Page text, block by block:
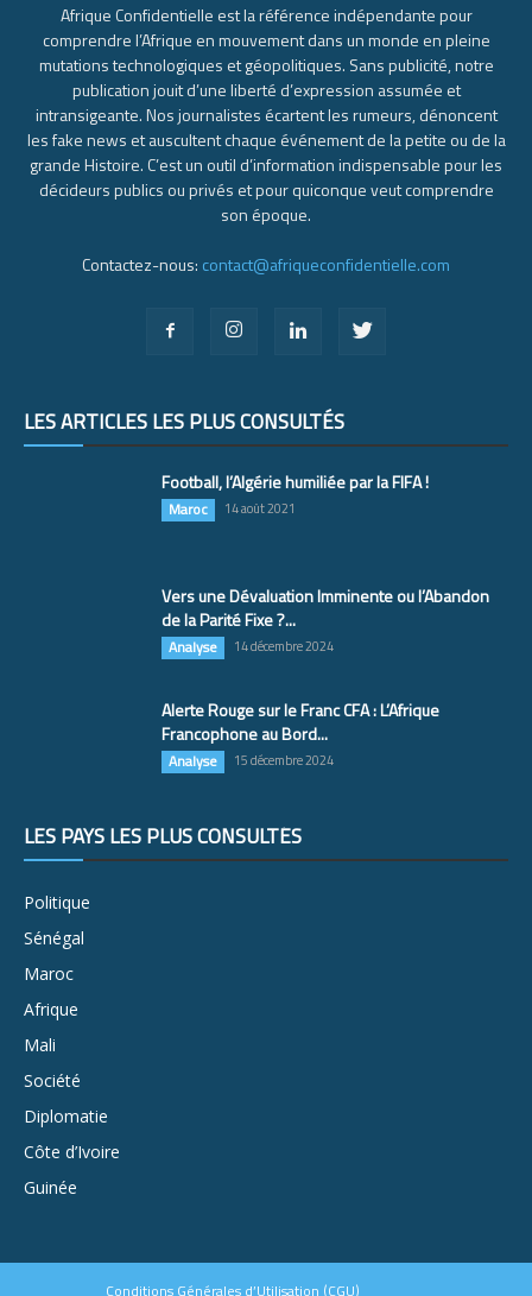
Afrique Confidentielle est la référence indépendante pour
comprendre l’Afrique en mouvement dans un monde en pleine
mutations technologiques et géopolitiques. Sans publicité, notre
publication jouit d’une liberté d’expression assumée et
intransigeante. Nos journalistes écartent les rumeurs, dénoncent
les fake news et auscultent chaque événement de la petite ou de la
grande Histoire. C’est un outil d’information indispensable pour les
décideurs publics ou privés et pour quiconque veut comprendre
son époque.
Contactez-nous: contact@afriqueconfidentielle.com
LES ARTICLES LES PLUS CONSULTÉS
Football, l’Algérie humiliée par la FIFA !
Maroc 14 août 2021
Vers une Dévaluation Imminente ou l’Abandon
de la Parité Fixe ?...
Analyse 14 décembre 2024
Alerte Rouge sur le Franc CFA : L’Afrique
Francophone au Bord...
Analyse 15 décembre 2024
LES PAYS LES PLUS CONSULTÉS
Politique
Sénégal
Maroc
Afrique
Mali
Société
Diplomatie
Côte d’Ivoire
Guinée
Conditions Générales d’Utilisation (CGU)